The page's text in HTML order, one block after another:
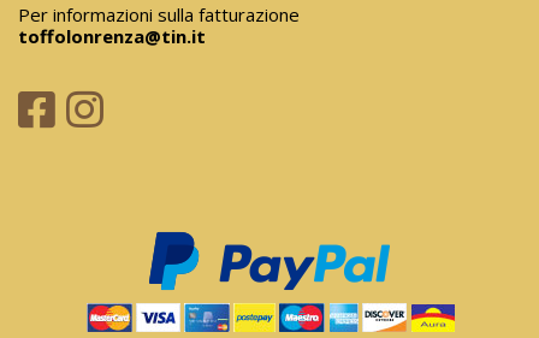
Per informazioni sulla fatturazione
toffolonrenza@tin.it